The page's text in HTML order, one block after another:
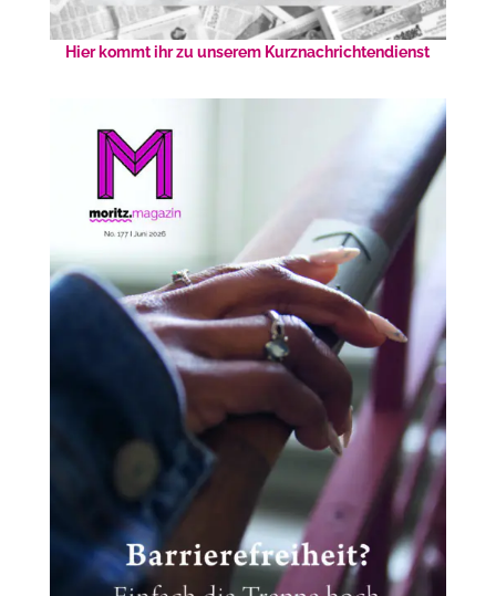
Hier kommt ihr zu unserem Kurznachrichtendienst